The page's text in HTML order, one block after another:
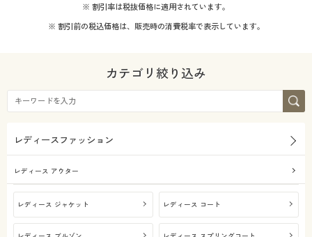
デジタルカタログ
会員メニュー
閲覧履歴
お気に入り
ウォッシャブル(洗
冷感・涼感
着用感
価格
※ 割引率は税抜価格に適用されています。
※ 割引前の税込価格は、販売時の消費税率で表示しています。
カテゴリ絞り込み
レディースファッション
レディース アウター
レディース ジャケット レディース コート